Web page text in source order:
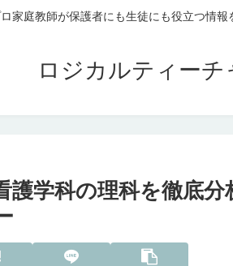
家庭教師が保護者にも生徒にも役立つ情報
ロジカルティーチ
護学科の理科を徹底分